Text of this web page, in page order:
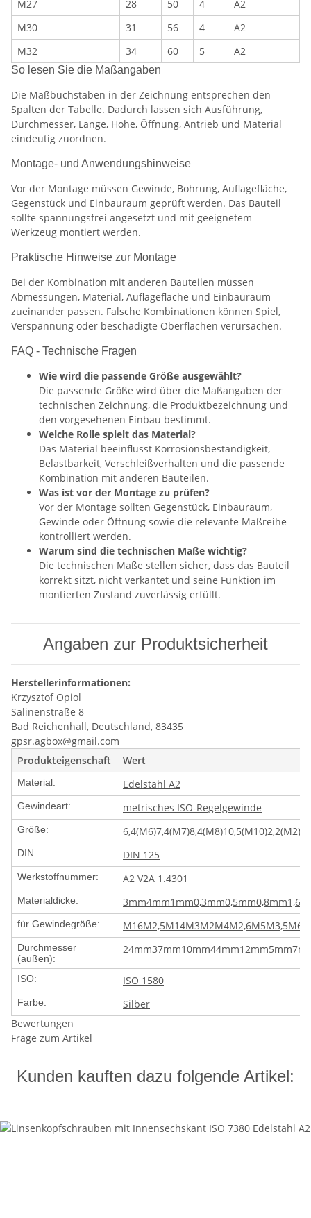
M27 28 50 4
A2
M30
31 56 4
A2
M32
34 60 5 A2
So lesen Sie die Maßangaben
Die Maßbuchstaben in der Zeichnung entsprechen den
Spalten der Tabelle. Dadurch lassen sich Ausführung,
Durchmesser, Länge, Höhe, Öffnung, Antrieb und Material
eindeutig zuordnen.
Montage- und Anwendungshinweise
Vor der Montage müssen Gewinde, Bohrung, Auflagefläche,
Gegenstück und Einbauraum geprüft werden. Das Bauteil
sollte spannungsfrei angesetzt und mit geeignetem
Werkzeug montiert werden.
Praktische Hinweise zur Montage
Bei der Kombination mit anderen Bauteilen müssen
Abmessungen, Material, Auflagefläche und Einbauraum
zueinander passen. Falsche Kombinationen können Spiel,
Verspannung oder beschädigte Oberflächen verursachen.
FAQ - Technische Fragen
Wie wird die passende Größe ausgewählt?
Die passende Größe wird über die Maßangaben der
technischen Zeichnung, die Produktbezeichnung und
den vorgesehenen Einbau bestimmt.
Welche Rolle spielt das Material?
Das Material beeinflusst Korrosionsbeständigkeit,
Belastbarkeit, Verschleißverhalten und die passende
Kombination mit anderen Bauteilen.
Was ist vor der Montage zu prüfen?
Vor der Montage sollten Gegenstück, Einbauraum,
Gewinde oder Öffnung sowie die relevante Maßreihe
kontrolliert werden.
Warum sind die technischen Maße wichtig?
Die technischen Maße stellen sicher, dass das Bauteil
korrekt sitzt, nicht verkantet und seine Funktion im
montierten Zustand zuverlässig erfüllt.
Angaben zur Produktsicherheit
Herstellerinformationen:
Krzysztof Opiol
Salinenstraße 8
Bad Reichenhall, Deutschland, 83435
gpsr.agbox@gmail.com
Produkteigenschaft
Wert
Material: Edelstahl A2
Gewindeart: metrisches ISO-Regelgewinde
Größe: 6,4(M6)7,4(M7)8,4(M8)10,5(M10)2,2(M2)
DIN: DIN 125
Werkstoffnummer: A2 V2A 1.4301
Materialdicke: 3mm4mm1mm0,3mm0,5mm0,8mm
für Gewindegröße: M16M2,5M14M3M2M4M2,6M5M3,5M6
Durchmesser
(außen):
24mm37mm10mm44mm12mm5mm
ISO: ISO 1580
Farbe:
Silber
Bewertungen
Frage zum Artikel
Kunden kauften dazu folgende Artikel: